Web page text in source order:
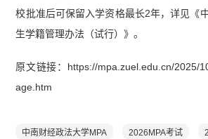
校批准后可保留入学资格最长2年，详见《
生学籍管理办法（试行）》。
原文链接：https://mpa.zuel.edu.cn/2025/
age.htm
中南财经政法大学MPA 2026MPA考试